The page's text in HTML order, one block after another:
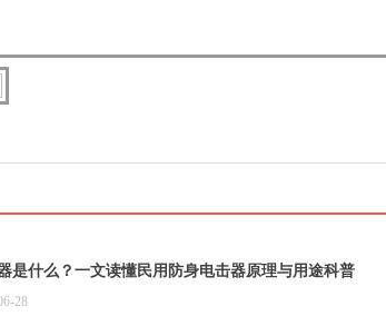
是什么？一文读懂民用防身电击器原理与用途科普
28